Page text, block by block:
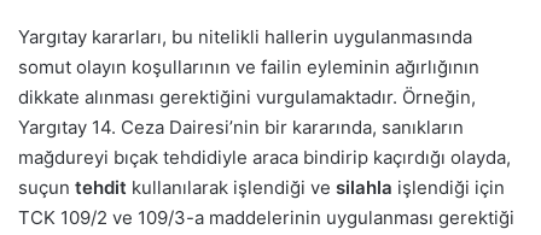
Yargıtay kararları, bu nitelikli hallerin uygulanmasında
somut olayın koşullarının ve failin eyleminin ağırlığının
dikkate alınması gerektiğini vurgulamaktadır. Örneğin,
Yargıtay 14. Ceza Dairesi’nin bir kararında, sanıkların
mağdureyi bıçak tehdidiyle araca bindirip kaçırdığı olayda,
suçun tehdit kullanılarak işlendiği ve silahla işlendiği için
TCK 109/2 ve 109/3-a maddelerinin uygulanması gerektiği